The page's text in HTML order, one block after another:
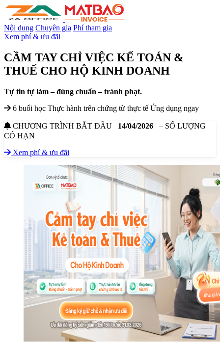
Nội dung Chuyên gia Phí tham gia
Xem phí & ưu đãi
CẦM TAY CHỈ VIỆC KẾ TOÁN &
THUẾ CHO HỘ KINH DOANH
Tự tin tự làm – đúng chuẩn – tránh phạt.
6 buổi học Thực hành trên chứng từ thực tế Ứng dụng ngay
CHƯƠNG TRÌNH BẮT ĐẦU 14/04/2026
– SỐ LƯỢNG
CÓ HẠN
Xem phí & ưu đãi